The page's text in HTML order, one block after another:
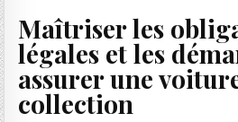
Maîtriser les
légales et les
assurer une
collection